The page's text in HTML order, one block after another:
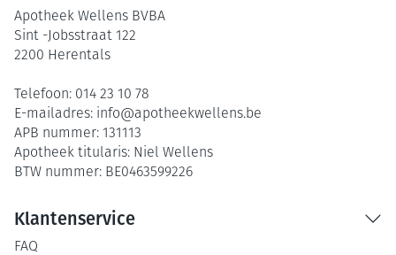
Apotheek Wellens BVBA
Sint -Jobsstraat 122
2200 Herentals
Telefoon: 014 23 10 78
E-mailadres: info@apotheekwellens.be
APB nummer: 131113
Apotheek titularis: Niel Wellens
BTW nummer: BE0463599226
Klantenservice
FAQ